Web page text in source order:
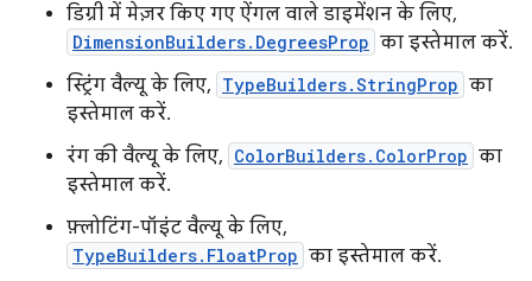
डिग्री में मेज़र किए गए ऐंगल वाले डाइमेंशन के लिए,
DimensionBuilders.DegreesProp का इस्तेमाल करें.
स्ट्रिंग वैल्यू के लिए, TypeBuilders.StringProp का
इस्तेमाल करें.
रंग की वैल्यू के लिए, ColorBuilders.ColorProp का
इस्तेमाल करें.
फ़्लोटिंग-पॉइंट वैल्यू के लिए,
TypeBuilders.FloatProp का इस्तेमाल करें.